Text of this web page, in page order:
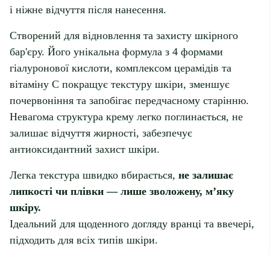
і ніжне відчуття після нанесення.
Створений для відновлення та захисту шкірного
бар'єру. Його унікальна формула з 4 формами
гіалуронової кислоти, комплексом церамідів та
вітаміну С покращує текстуру шкіри, зменшує
почервоніння та запобігає передчасному старінню.
Невагома структура крему легко поглинається, не
залишає відчуття жирності, забезпечує
антиоксидантний захист шкіри.
Легка текстура швидко вбирається, не залишає
липкості чи плівки — лише зволожену, м’яку
шкіру.
Ідеальний для щоденного догляду вранці та ввечері,
підходить для всіх типів шкіри.